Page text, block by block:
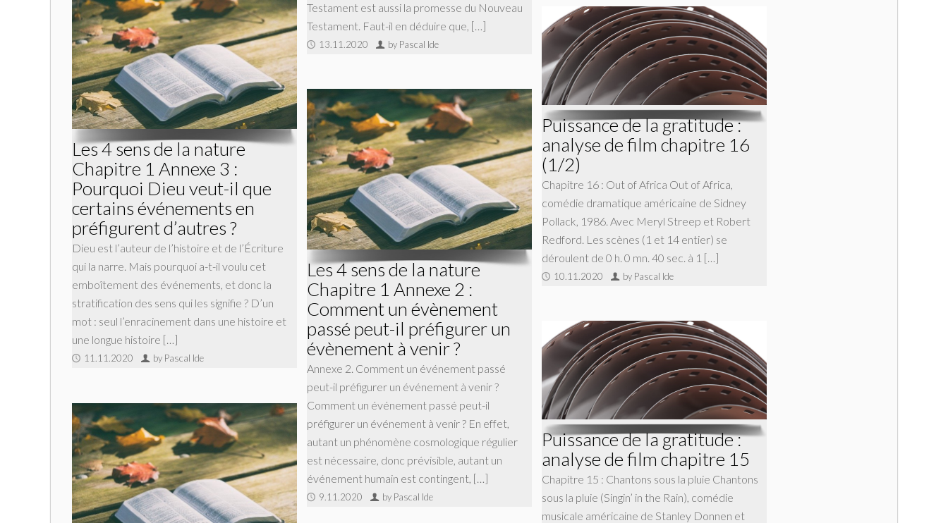
Testament est aussi la promesse du Nouveau
Testament. Faut-il en déduire que, […]
13.11.2020 by Pascal Ide
Les 4 sens de la nature
Chapitre 1 Annexe 3 :
Pourquoi Dieu veut-il que
certains événements en
préfigurent d’autres ?
Dieu est l’auteur de l’histoire et de l’Écriture
qui la narre. Mais pourquoi a-t-il voulu cet
emboîtement des événements, et donc la
stratification des sens qui les signifie ? D’un
mot : seul l’enracinement dans une histoire et
une longue histoire […]
11.11.2020 by Pascal Ide
Puissance de la gratitude :
analyse de film chapitre 16
(1/2)
Chapitre 16 : Out of Africa Out of Africa,
comédie dramatique américaine de Sidney
Pollack, 1986. Avec Meryl Streep et Robert
Redford. Les scènes (1 et 14 entier) se
déroulent de 0 h. 0 mn. 40 sec. à 1 […]
10.11.2020 by Pascal Ide
Les 4 sens de la nature
Chapitre 1 Annexe 2 :
Comment un évènement
passé peut-il préfigurer un
évènement à venir ?
Annexe 2. Comment un événement passé
peut-il préfigurer un événement à venir ?
Comment un événement passé peut-il
préfigurer un événement à venir ? En effet,
autant un phénomène cosmologique régulier
est nécessaire, donc prévisible, autant un
événement humain est contingent, […]
9.11.2020 by Pascal Ide
Puissance de la gratitude :
analyse de film chapitre 15
Chapitre 15 : Chantons sous la pluie Chantons
sous la pluie (Singin’ in the Rain), comédie
musicale américaine de Stanley Donnen et